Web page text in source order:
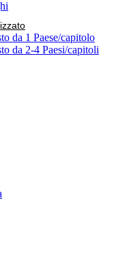
da 1 Paese/capitolo
da 2-4 Paesi/capitoli